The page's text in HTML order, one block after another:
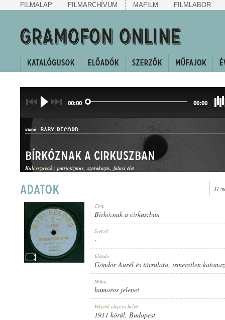
FILMALAP FILMARCHÍVUM MAFILM FILMLABOR
00:00 00:00
GÖNDÖR AURÉL ÉS TÁRSULATA
KIADÓ: BABY-RECORD
LEMEZSZÁM: A. 17549
Bírkóznak a cirkuszban
Kulcsszavak: patriotizmus szórakozás falusi élet
31
Cím:
Bírkóznak a cirkuszban
Szerző:
-
Előadó:
Göndör Aurél és társulata, ismeretlen
Műfaj:
humoros jelenet
Felvétel ideje és helye:
1911 körül, Budapest